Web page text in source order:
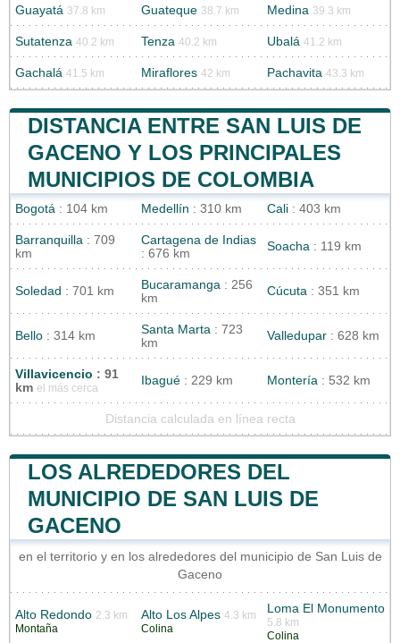
Guayatá 37.8 km Guateque 38.7 km Medina 39.3 km
Sutatenza 40.2 km Tenza 40.2 km Ubalá 41.2 km
Gachalá 41.5 km Miraflores 42 km Pachavita 43.3 km
DISTANCIA ENTRE SAN LUIS DE
GACENO Y LOS PRINCIPALES
MUNICIPIOS DE COLOMBIA
Bogotá : 104 km Medellín : 310 km Cali : 403 km
Barranquilla : 709
km
Cartagena de Indias
: 676 km
Soacha : 119 km
Soledad : 701 km Bucaramanga : 256
km
Cúcuta : 351 km
Bello : 314 km Santa Marta : 723
km
Valledupar : 628 km
Villavicencio : 91
km el más cerca
Ibagué : 229 km Montería : 532 km
Distancia calculada en línea recta
LOS ALREDEDORES DEL
MUNICIPIO DE SAN LUIS DE
GACENO
en el territorio y en los alrededores del municipio de San Luis de
Gaceno
Alto Redondo 2.3 km
Montaña
Alto Los Alpes 4.3 km
Colina
Loma El Monumento
5.8 km
Colina